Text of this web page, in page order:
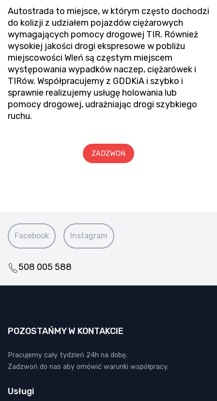
Autostrada to miejsce, w którym często dochodzi
do kolizji z udziałem pojazdów ciężarowych
wymagających pomocy drogowej TIR. Również
wysokiej jakości drogi ekspresowe w pobliżu
miejscowości Wleń są częstym miejscem
występowania wypadków naczep, ciężarówek i
TIRów. Współpracujemy z GDDKiA i szybko i
sprawnie realizujemy usługę holowania lub
pomocy drogowej, udrażniając drogi szybkiego
ruchu.
ZADZWOŃ
Facebook Instagram
508 005 588
POZOSTAŃMY W KONTAKCIE
Pracujemy cały tydzień 24h na dobę.
Zadzwoń do nas aby omówić warunki współpracy.
Usługi